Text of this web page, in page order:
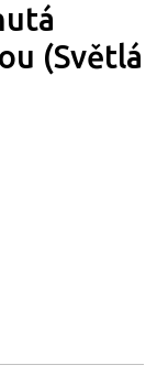
(Světlá